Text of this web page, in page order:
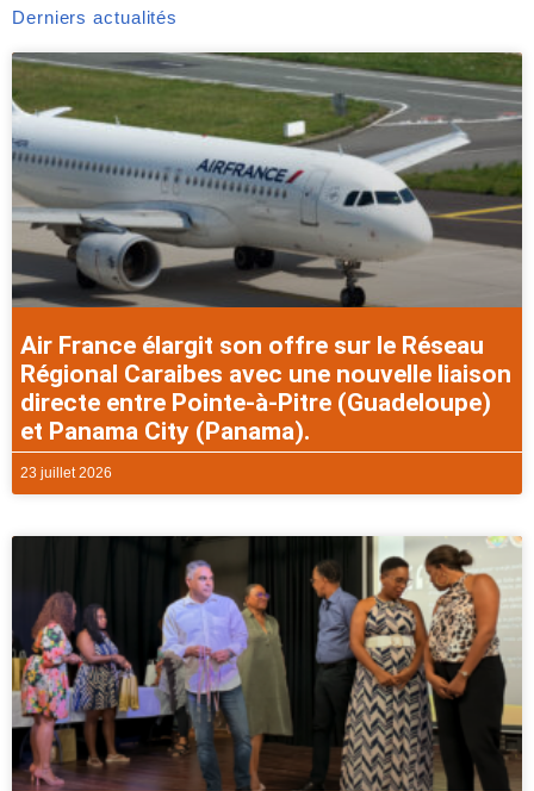
Derniers actualités
Air France élargit son offre sur le Réseau
Régional Caraibes avec une nouvelle liaison
directe entre Pointe-à-Pitre (Guadeloupe)
et Panama City (Panama).
23 juillet 2026